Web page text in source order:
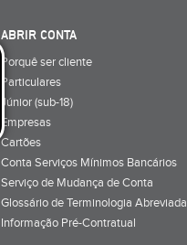
ABRIR CONTA
Porquê ser cliente
Particulares
Júnior (sub-18)
Empresas
Cartões
Conta Serviços Mínimos Bancários
Serviço de Mudança de Conta
Glossário de Terminologia Abreviada
Informação Pré-Contratual